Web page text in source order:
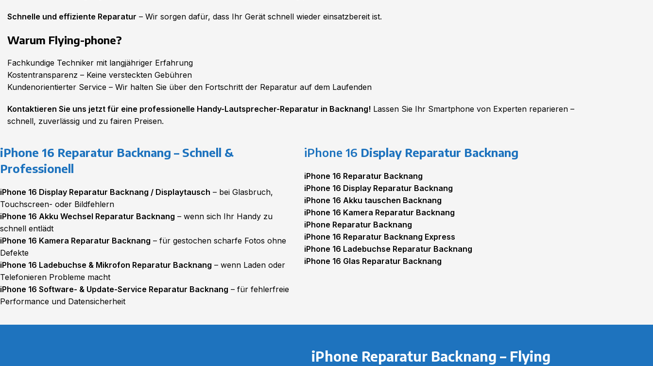
Schnelle und effiziente Reparatur – Wir sorgen dafür, dass Ihr Gerät schnell wieder einsatzbereit ist.
Warum Flying-phone?
Fachkundige Techniker mit langjähriger Erfahrung
Kostentransparenz – Keine versteckten Gebühren
Kundenorientierter Service – Wir halten Sie über den Fortschritt der Reparatur auf dem Laufenden
Kontaktieren Sie uns jetzt für eine professionelle Handy-Lautsprecher-Reparatur in Backnang! Lassen Sie Ihr Smartphone von Experten reparieren –
schnell, zuverlässig und zu fairen Preisen.
iPhone 16 Reparatur Backnang – Schnell &
Professionell
iPhone 16 Display Reparatur Backnang / Displaytausch – bei Glasbruch,
Touchscreen- oder Bildfehlern
iPhone 16 Akku Wechsel Reparatur Backnang – wenn sich Ihr Handy zu
schnell entlädt
iPhone 16 Kamera Reparatur Backnang – für gestochen scharfe Fotos ohne
Defekte
iPhone 16 Ladebuchse & Mikrofon Reparatur Backnang – wenn Laden oder
Telefonieren Probleme macht
iPhone 16 Software- & Update-Service Reparatur Backnang – für fehlerfreie
Performance und Datensicherheit
iPhone 16 Display Reparatur Backnang
iPhone 16 Reparatur Backnang
iPhone 16 Display Reparatur Backnang
iPhone 16 Akku tauschen Backnang
iPhone 16 Kamera Reparatur Backnang
iPhone Reparatur Backnang
iPhone 16 Reparatur Backnang Express
iPhone 16 Ladebuchse Reparatur Backnang
iPhone 16 Glas Reparatur Backnang
iPhone Reparatur Backnang – Flying